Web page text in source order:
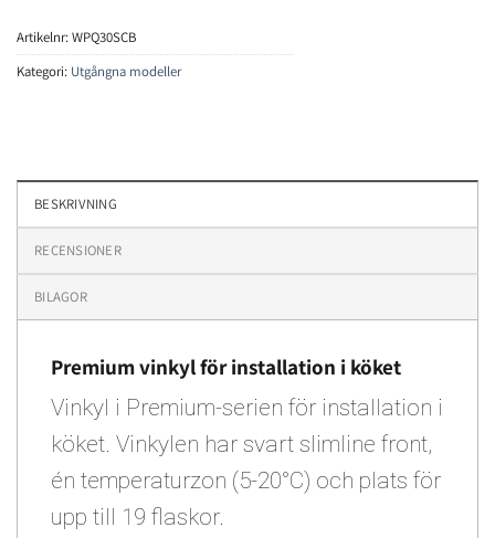
Artikelnr:WPQ30SCB
Kategori: Utgångna modeller
BESKRIVNING
RECENSIONER
BILAGOR
Premium vinkyl för installation i köket
Vinkyl i Premium-serien för installation i
köket. Vinkylen har svart slimline front,
én temperaturzon (5-20°C) och plats för
upp till 19 flaskor.